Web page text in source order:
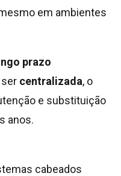
em ambientes
prazo
centralizada, o
e substituição
anos.
cabeados